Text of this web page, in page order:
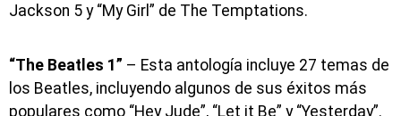
Jackson 5 y “My Girl” de The Temptations.
“The Beatles 1” – Esta antología incluye 27 temas de
los Beatles, incluyendo algunos de sus éxitos más
populares como “Hey Jude”, “Let it Be” y “Yesterday”.